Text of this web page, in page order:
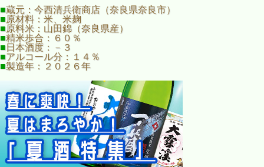
欧米でも人気を博しています。
こちらのお酒は、夏季限定の純米吟醸酒。
春鹿らしいフルーティーで
す。
やわらかな米の旨味と
ハーブ系の料理とも相性抜群です。
常温管理可能なお酒ですが、是非冷やしてお楽しみくださ
い。
■蔵元：今西清兵衛商店（奈良県奈良市）
■原材料：米、米麹
■原料米：山田錦（奈良県産）
■精米歩合：６０％
■日本酒度：－３
■アルコール分：１４％
■製造年：２０２６年